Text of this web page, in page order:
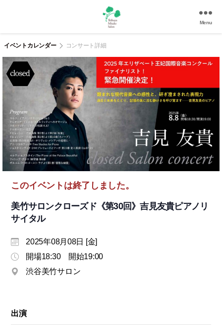
美
竹
サ
ロ
ン
谷
歩
分
和
Menu
イベントカレンダー コンサート詳細
このイベントは終了しました。
美竹サロンクローズド《第30回》吉見友貴ピアノリ
サイタル
2025年08月08日 [金]
開場18:30 開始19:00
渋谷美竹サロン
出演